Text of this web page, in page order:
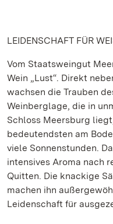
LEIDENSCHAFT FÜR
Vom Staatsweingut
Wein „Lust“. Direkt
wachsen die Trauben
Weinberglage, die in
Schloss Meersburg
bedeutendsten am
viele Sonnenstunden.
intensives Aroma nach
Quitten. Die knackige
machen ihn
Leidenschaft für